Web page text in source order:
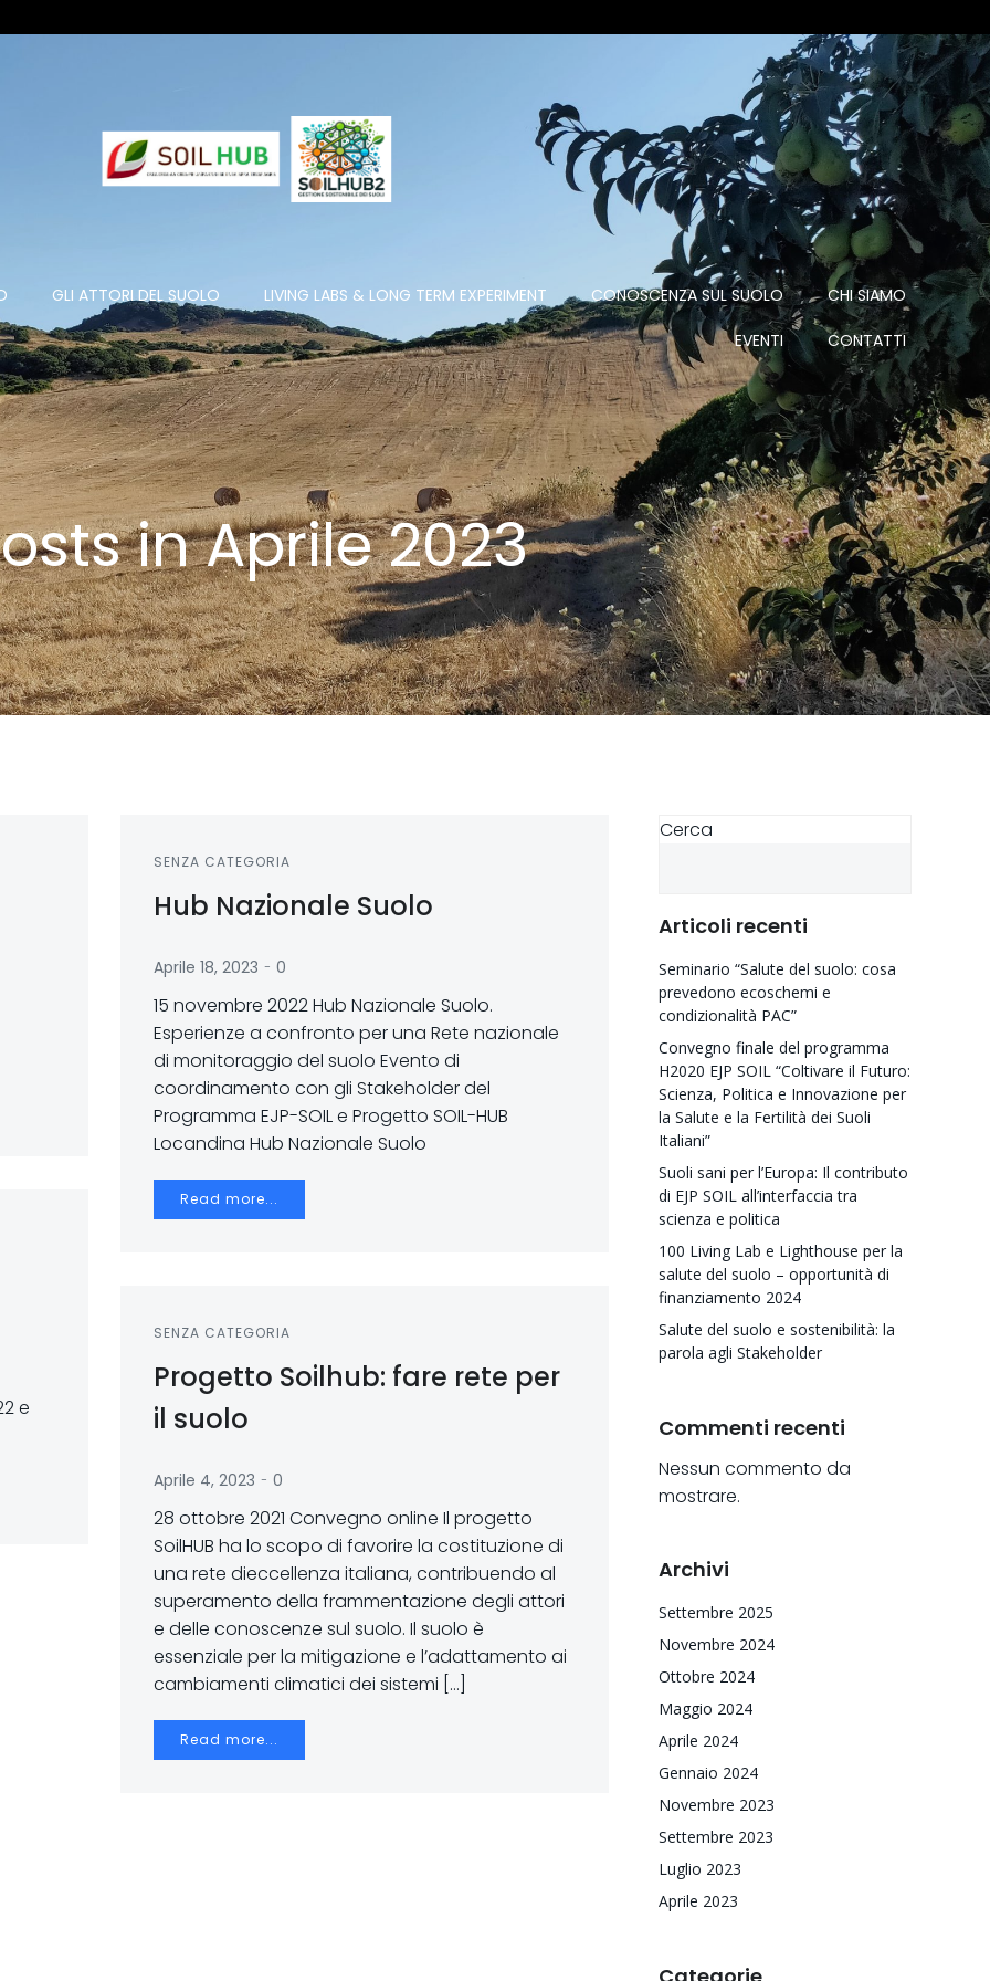
GLI ATTORI DEL SUOLO LIVING LABS & LONG TERM EXPERIMENT CONOSCENZA SUL SUOLO CHI SIAMO
EVENTI CONTATTI
in Aprile 2023
SENZA CATEGORIA
Hub Nazionale Suolo
Aprile 18, 2023 - 0
15 novembre 2022 Hub Nazionale Suolo.
Esperienze a confronto per una Rete nazionale
di monitoraggio del suolo Evento di
coordinamento con gli Stakeholder del
Programma EJP-SOIL e Progetto SOIL-HUB
Locandina Hub Nazionale Suolo
Read more...
e
SENZA CATEGORIA
Progetto Soilhub: fare rete per
il suolo
Aprile 4, 2023 - 0
28 ottobre 2021 Convegno online Il progetto
SoilHUB ha lo scopo di favorire la costituzione di
una rete dieccellenza italiana, contribuendo al
superamento della frammentazione degli attori
e delle conoscenze sul suolo. Il suolo è
essenziale per la mitigazione e l’adattamento ai
cambiamenti climatici dei sistemi […]
Read more...
Cerca
Articoli recenti
Seminario “Salute del suolo: cosa
prevedono ecoschemi e
condizionalità PAC”
Convegno finale del programma
H2020 EJP SOIL “Coltivare il Futuro:
Scienza, Politica e Innovazione per
la Salute e la Fertilità dei Suoli
Italiani”
Suoli sani per l’Europa: Il contributo
di EJP SOIL all’interfaccia tra
scienza e politica
100 Living Lab e Lighthouse per la
salute del suolo – opportunità di
finanziamento 2024
Salute del suolo e sostenibilità: la
parola agli Stakeholder
Commenti recenti
Nessun commento da
mostrare.
Archivi
Settembre 2025
Novembre 2024
Ottobre 2024
Maggio 2024
Aprile 2024
Gennaio 2024
Novembre 2023
Settembre 2023
Luglio 2023
Aprile 2023